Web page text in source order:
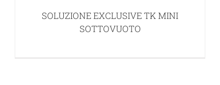
SOLUZIONE EXCLUSIVE TK MINI
SOTTOVUOTO